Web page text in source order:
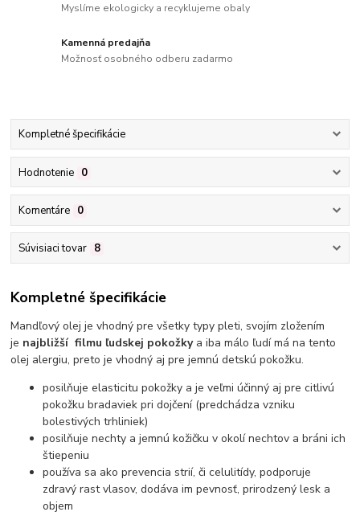
Myslíme ekologicky a recyklujeme obaly
Kamenná predajňa
Možnosť osobného odberu zadarmo
Kompletné špecifikácie
Hodnotenie 0
Komentáre 0
Súvisiaci tovar 8
Kompletné špecifikácie
Mandľový olej je vhodný pre všetky typy pleti, svojím zložením
je najbližší filmu ľudskej pokožkya iba málo ľudí má na tento
olej alergiu, preto je vhodný aj pre jemnú detskú pokožku.
posilňuje elasticitu pokožky a je veľmi účinný aj pre citlivú
pokožku bradaviek pri dojčení (predchádza vzniku
bolestivých trhliniek)
posilňuje nechty a jemnú kožičku v okolí nechtov a bráni ich
štiepeniu
používa sa ako prevencia strií, či celulitídy, podporuje
zdravý rast vlasov, dodáva im pevnosť, prirodzený lesk a
objem